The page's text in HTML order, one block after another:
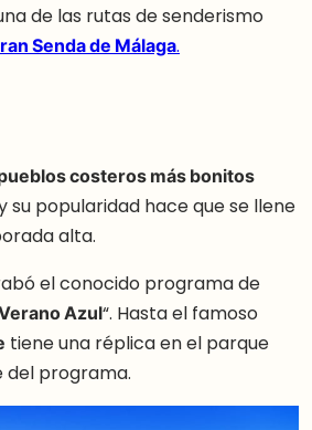
de las rutas de senderismo
Senda de Málaga.
costeros más bonitos
su popularidad hace que se llene
alta.
el conocido programa de
Azul“. Hasta el famoso
tiene una réplica en el parque
del programa.